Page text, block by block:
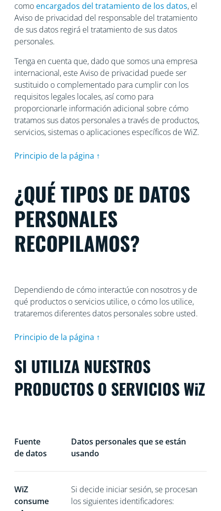
como encargados del tratamiento de los datos, el
Aviso de privacidad del responsable del tratamiento
de sus datos regirá el tratamiento de sus datos
personales.
Tenga en cuenta que, dado que somos una empresa
internacional, este Aviso de privacidad puede ser
sustituido o complementado para cumplir con los
requisitos legales locales, así como para
proporcionarle información adicional sobre cómo
tratamos sus datos personales a través de productos,
servicios, sistemas o aplicaciones específicos de WiZ.
Principio de la página ↑
¿QUÉ TIPOS DE DATOS
PERSONALES
RECOPILAMOS?
Dependiendo de cómo interactúe con nosotros y de
qué productos o servicios utilice, o cómo los utilice,
trataremos diferentes datos personales sobre usted.
Principio de la página ↑
SI UTILIZA NUESTROS
PRODUCTOS O SERVICIOS WiZ
Fuente
de datos
Datos personales que se están
usando
WiZ
consume
Si decide iniciar sesión, se procesan
los siguientes identificadores: